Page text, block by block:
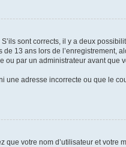
sont corrects, il y a deux
13 ans lors de
par un administrateur avant
une adresse incorrecte ou que le
votre nom d’utilisateur et